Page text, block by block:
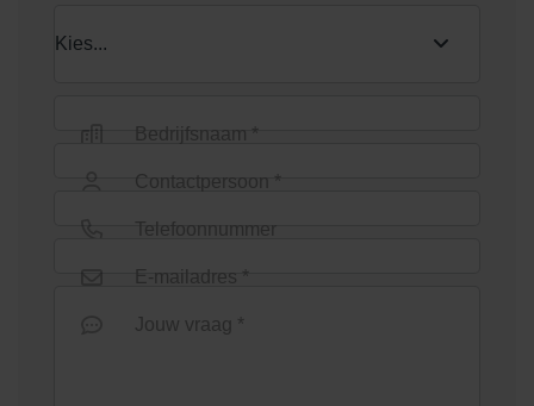
Bedrijfsnaam *
Contactpersoon *
Telefoonnummer
E-mailadres *
Jouw vraag *